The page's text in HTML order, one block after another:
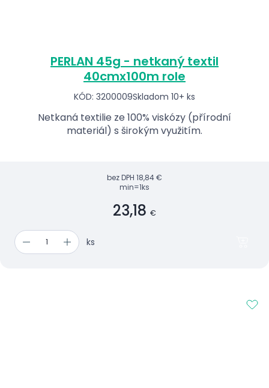
PERLAN 45g - netkaný textil
40cmx100m role
KÓD: 3200009Skladom 10+ ks
Netkaná textilie ze 100% viskózy (přírodní
materiál) s širokým využitím.
bez DPH 18,84 €
min=1ks
23,18 €
ks